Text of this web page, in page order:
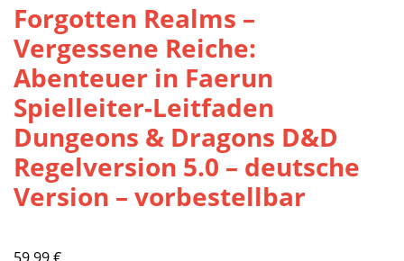
Forgotten Realms –
Vergessene Reiche:
Abenteuer in Faerun
Spielleiter-Leitfaden
Dungeons & Dragons D&D
Regelversion 5.0 – deutsche
Version – vorbestellbar